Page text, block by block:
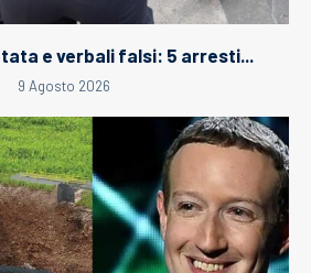
e verbali falsi: 5 arresti...
9 Agosto 2026